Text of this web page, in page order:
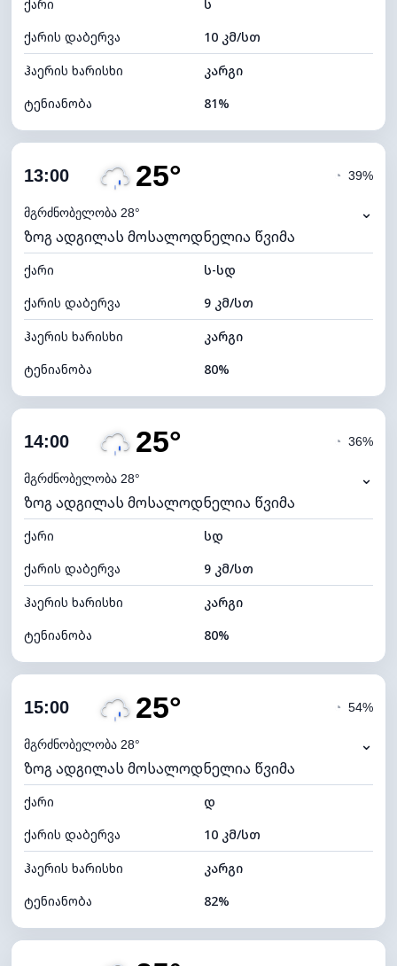
განათების ინდექსი 4 (მკრთალი)
ღრუბლის სიმაღლე 5920 მ
ქარი
ს
ქარის დაბერვა
10 კმ/სთ
ჰაერის ხარისხი
კარგი
ტენიანობა
81%
ღრუბლიანობა
ნამის წერტილი
ხილვადობა
10 კმ
განათების ინდექსი 7 (ნათელი)
ღრუბლის სიმაღლე 7920 მ
13:00 25°
მგრძნობელობა 28°
◔ 39%
⌄
ზოგ ადგილას მოსალოდნელია წვიმა
ქარი
ს-სდ
ქარის დაბერვა
9 კმ/სთ
ჰაერის ხარისხი
კარგი
ტენიანობა
80%
ღრუბლიანობა
ნამის წერტილი
ხილვადობა
9 კმ
განათების ინდექსი 4 (მკრთალი)
ღრუბლის სიმაღლე 5280 მ
14:00 25°
მგრძნობელობა 28°
◔ 36%
⌄
ზოგ ადგილას მოსალოდნელია წვიმა
ქარი
სდ
ქარის დაბერვა
9 კმ/სთ
ჰაერის ხარისხი
კარგი
ტენიანობა
80%
ღრუბლიანობა
ნამის წერტილი
ხილვადობა
9 კმ
განათების ინდექსი 4 (მკრთალი)
ღრუბლის სიმაღლე 5360 მ
15:00 25°
მგრძნობელობა 28°
◔ 54%
⌄
ზოგ ადგილას მოსალოდნელია წვიმა
ქარი
დ
ქარის დაბერვა
10 კმ/სთ
ჰაერის ხარისხი
კარგი
ტენიანობა
82%